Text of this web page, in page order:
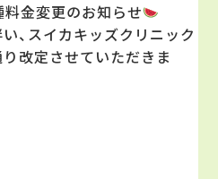
金変更のお知らせ
、スイカキッズクリニック
改定させていただきま